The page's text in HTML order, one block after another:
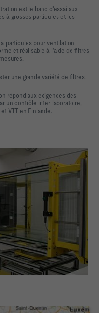
est le banc d'essai aux
à grosses particules et les
particules pour ventilation
et réalisable à l'aide de filtres
une grande variété de filtres.
répond aux exigences des
un contrôle inter-laboratoire,
VTT en Finlande.